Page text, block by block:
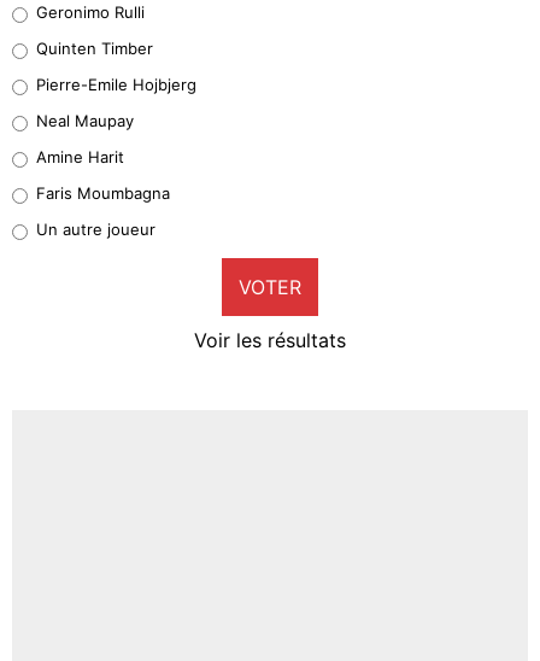
32%
5%
1%
9%
Geronimo Rulli
Quinten Timber
Pierre-Emile Hojbjerg
Neal Maupay
Amine Harit
Faris Moumbagna
Un autre joueur
VOTER
Voir les résultats